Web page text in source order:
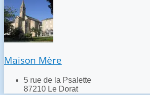
Maison Mère
5 rue de la Psalette
87210 Le Dorat